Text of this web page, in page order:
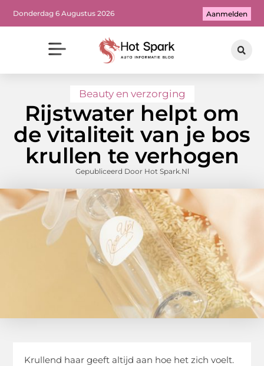
Donderdag 6 Augustus 2026 Aanmelden
Beauty en verzorging
Rijstwater helpt om
de vitaliteit van je bos
krullen te verhogen
Gepubliceerd Door Hot Spark.nl
Krullend haar geeft altijd aan hoe het zich voelt.